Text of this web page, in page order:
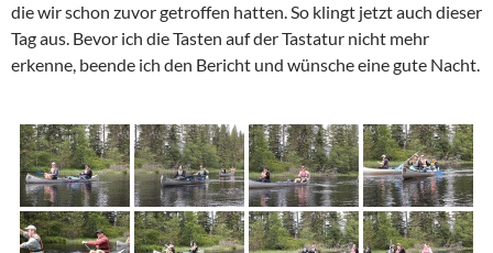
die wir schon zuvor getroffen hatten. So klingt jetzt auch dieser
Tag aus. Bevor ich die Tasten auf der Tastatur nicht mehr
erkenne, beende ich den Bericht und wünsche eine gute Nacht.